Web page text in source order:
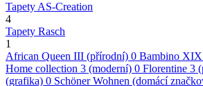
Tapety AS-Creation
4
Tapety Rasch
1
African Queen III (přírodní) 0 Bambino XIX
Home collection 3 (moderní) 0 Florentine 3
(grafika) 0 Schöner Wohnen (domácí